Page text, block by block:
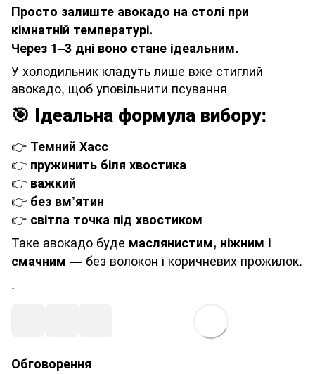
Просто залиште авокадо на столі при
кімнатній температурі.
Через 1–3 дні воно стане ідеальним.
У холодильник кладуть лише вже стиглий
авокадо, щоб уповільнити псування
🎯 Ідеальна формула вибору:
👉 Темний Хасс
👉 пружинить біля хвостика
👉 важкий
👉 без вм’ятин
👉 світла точка під хвостиком
Таке авокадо буде маслянистим, ніжним і
смачним — без волокон і коричневих прожилок.
.
Обговорення